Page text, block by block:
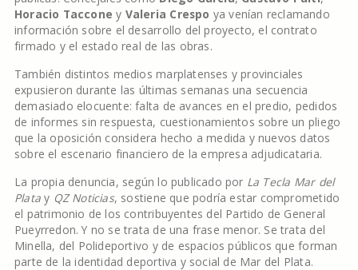
Horacio Taccone y Valeria Crespo ya venían reclamando
información sobre el desarrollo del proyecto, el contrato
firmado y el estado real de las obras.
También distintos medios marplatenses y provinciales
expusieron durante las últimas semanas una secuencia
demasiado elocuente: falta de avances en el predio, pedidos
de informes sin respuesta, cuestionamientos sobre un pliego
que la oposición considera hecho a medida y nuevos datos
sobre el escenario financiero de la empresa adjudicataria.
La propia denuncia, según lo publicado por La Tecla Mar del
Platay QZ Noticias, sostiene que podría estar comprometido
el patrimonio de los contribuyentes del Partido de General
Pueyrredon. Y no se trata de una frase menor. Se trata del
Minella, del Polideportivo y de espacios públicos que forman
parte de la identidad deportiva y social de Mar del Plata.